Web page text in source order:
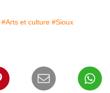
#Arts et culture #Sioux